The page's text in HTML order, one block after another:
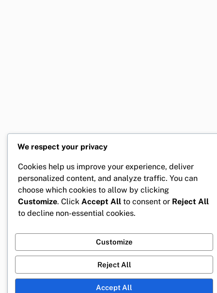
We respect your privacy
Cookies help us improve your experience, deliver
personalized content, and analyze traffic. You can
choose which cookies to allow by clicking
Customize. Click Accept All to consent or Reject All
to decline non-essential cookies.
Customize
Reject All
Accept All